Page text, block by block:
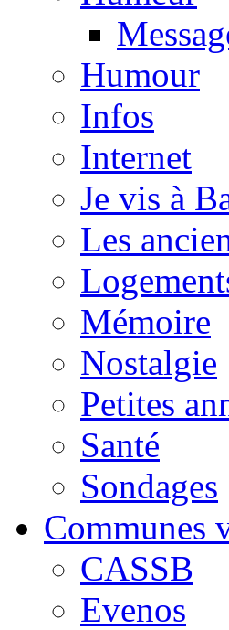
Humour
Infos
Internet
Je vis à
Les
Mémoire
Nostalgie
Petites
Santé
Sondages
Communes
CASSB
Evenos